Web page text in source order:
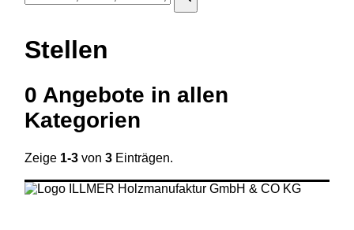
Stellen
0 Angebote inallen
Kategorien
Zeige 1-3 von3 Einträgen.